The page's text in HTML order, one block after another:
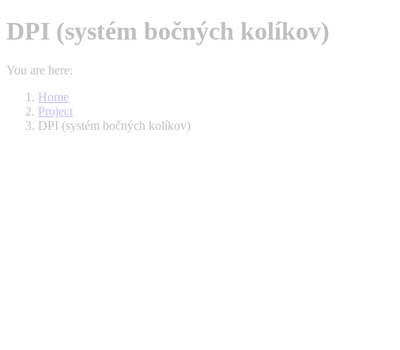
DPI (systém bočných kolíkov)
You are here:
Home
Project
DPI (systém bočných kolíkov)